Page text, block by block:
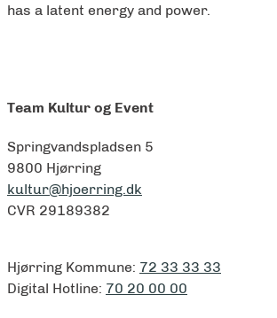
has a latent energy and power.
Team Kultur og Event
Springvandspladsen 5
9800 Hjørring
kultur@hjoerring.dk
CVR 29189382
Hjørring Kommune: 72 33 33 33
Digital Hotline: 70 20 00 00